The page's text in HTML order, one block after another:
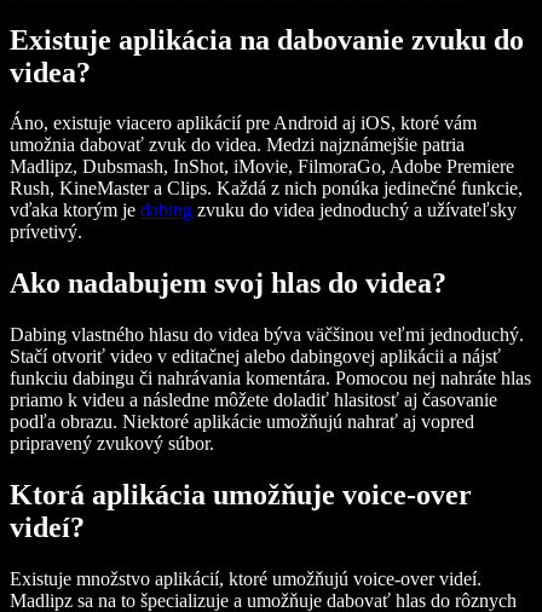
Existuje aplikácia na dabovanie zvuku do
videa?
Áno, existuje viacero aplikácií pre Android aj iOS, ktoré vám
umožnia dabovať zvuk do videa. Medzi najznámejšie patria
Madlipz, Dubsmash, InShot, iMovie, FilmoraGo, Adobe Premiere
Rush, KineMaster a Clips. Každá z nich ponúka jedinečné funkcie,
vďaka ktorým je dabing zvuku do videa jednoduchý a užívateľsky
prívetivý.
Ako nadabujem svoj hlas do videa?
Dabing vlastného hlasu do videa býva väčšinou veľmi jednoduchý.
Stačí otvoriť video v editačnej alebo dabingovej aplikácii a nájsť
funkciu dabingu či nahrávania komentára. Pomocou nej nahráte hlas
priamo k videu a následne môžete doladiť hlasitosť aj časovanie
podľa obrazu. Niektoré aplikácie umožňujú nahrať aj vopred
pripravený zvukový súbor.
Ktorá aplikácia umožňuje voice-over
videí?
Existuje množstvo aplikácií, ktoré umožňujú voice-over videí.
Madlipz sa na to špecializuje a umožňuje dabovať hlas do rôznych